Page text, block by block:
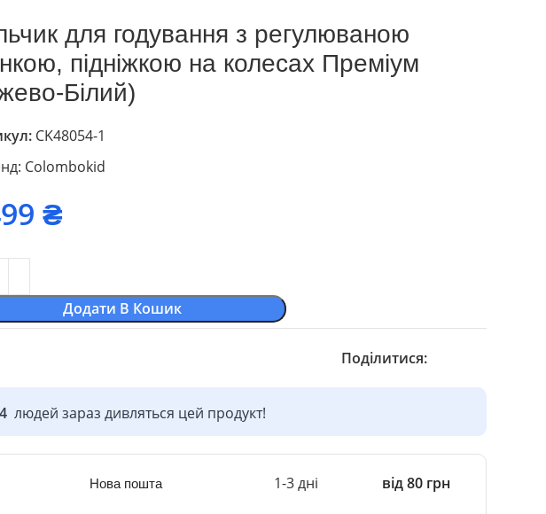
для годування з регулюваною
підніжкою на колесах Преміум
Білий)
CK48054-1
Colombokid
₴
Додати В Кошик
Поділитися:
людей зараз дивляться цей продукт!
Нова пошта 1-3 дні від 80 грн